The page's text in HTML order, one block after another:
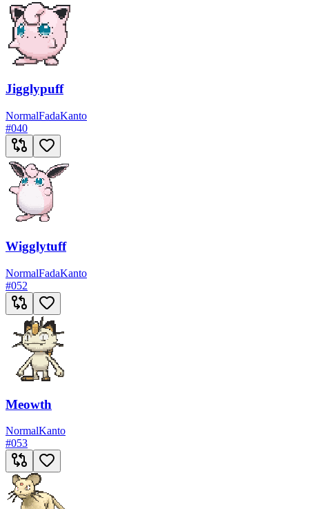
Jigglypuff
NormalFadaKanto
#040
Wigglytuff
NormalFadaKanto
#052
Meowth
NormalKanto
#053